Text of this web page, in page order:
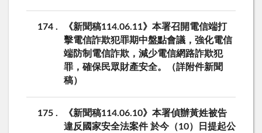
174
《新聞稿114.06.11》本署召開電信端打
擊電信詐欺犯罪期中盤點會議，強化電信
端防制電信詐欺，減少電信網路詐欺犯
罪，確保民眾財產安全。（詳附件新聞
稿）
175
《新聞稿114.06.10》本署偵辦黃姓被告
違反國家安全法案件 於今（10）日提起公